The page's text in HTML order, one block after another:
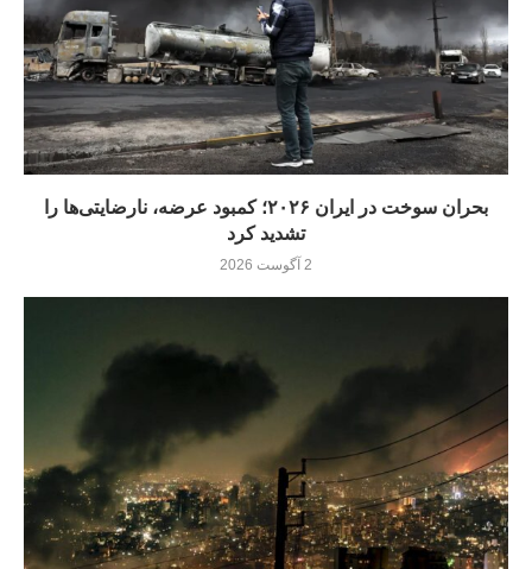
بحران سوخت در ایران ۲۰۲۶؛ کمبود عرضه، نارضایتی‌ها را
تشدید کرد
2 آگوست 2026